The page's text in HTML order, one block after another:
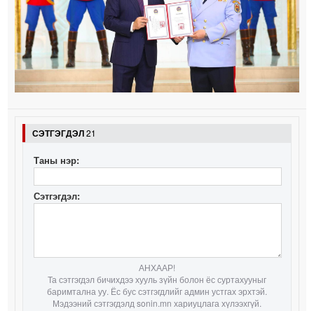
СЭТГЭГДЭЛ21
Таны нэр:
Сэтгэгдэл:
АНХААР!
Та сэтгэгдэл бичихдээ хууль зүйн болон ёс суртахууныг
баримтална уу. Ёс бус сэтгэгдлийг админ устгах эрхтэй.
Мэдээний сэтгэгдэлд sonin.mn хариуцлага хүлээхгүй.